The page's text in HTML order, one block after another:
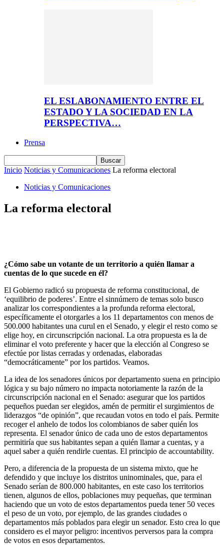
EL ESLABONAMIENTO ENTRE EL
ESTADO Y LA SOCIEDAD EN LA
PERSPECTIVA…
Prensa
Inicio Noticias y Comunicaciones La reforma electoral
Noticias y Comunicaciones
La reforma electoral
¿Cómo sabe un votante de un territorio a quién llamar a
cuentas de lo que sucede en él?
El Gobierno radicó su propuesta de reforma constitucional, de
‘equilibrio de poderes’. Entre el sinnúmero de temas solo busco
analizar los correspondientes a la profunda reforma electoral,
específicamente el otorgarles a los 11 departamentos con menos de
500.000 habitantes una curul en el Senado, y elegir el resto como se
elige hoy, en circunscripción nacional. La otra propuesta es la de
eliminar el voto preferente y hacer que la elección al Congreso se
efectúe por listas cerradas y ordenadas, elaboradas
“democráticamente” por los partidos. Veamos.
La idea de los senadores únicos por departamento suena en principio
lógica y su bajo número no impacta notoriamente la razón de la
circunscripción nacional en el Senado: asegurar que los partidos
pequeños puedan ser elegidos, amén de permitir el surgimientos de
liderazgos “de opinión”, que recaudan votos en todo el país. Permite
recoger el anhelo de todos los colombianos de saber quién los
representa. El senador único de cada uno de estos departamentos
permitiría que sus habitantes sepan a quién llamar a cuentas, y a
aquel saber a quién rendirle cuentas. El principio de accountability.
Pero, a diferencia de la propuesta de un sistema mixto, que he
defendido y que incluye los distritos uninominales, que, para el
Senado serían de 800.000 habitantes, en este caso los territorios
tienen, algunos de ellos, poblaciones muy pequeñas, que terminan
haciendo que un voto de estos departamentos pueda tener 50 veces
el peso de un voto, por ejemplo, de las grandes ciudades o
departamentos más poblados para elegir un senador. Esto crea lo que
considero es el mayor peligro: incentivos perversos para la compra
de votos en esos departamentos.